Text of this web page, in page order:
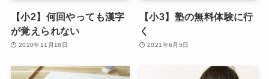
【小2】何回やっても漢字
が覚えられない
2020年11月18日
【小3】塾の無料体験に行
く
2021年6月5日